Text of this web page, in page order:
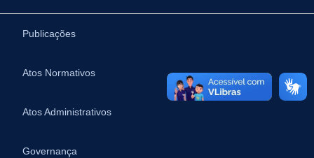
Publicações
Atos Normativos
Atos Administrativos
Governança